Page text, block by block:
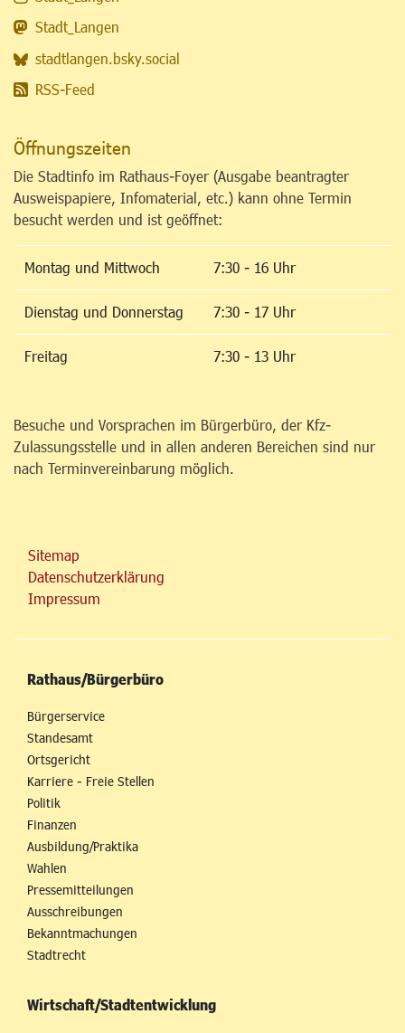
Stadt_Langen
stadtlangen.bsky.social
RSS-Feed
Öffnungszeiten
Die Stadtinfo im Rathaus-Foyer (Ausgabe beantragter
Ausweispapiere, Infomaterial, etc.) kann ohne Termin
besucht werden und ist geöffnet:
Montag und Mittwoch 7:30 - 16 Uhr
Dienstag und Donnerstag 7:30 - 17 Uhr
Freitag 7:30 - 13 Uhr
Besuche und Vorsprachen im Bürgerbüro, der Kfz-
Zulassungsstelle und in allen anderen Bereichen sind nur
nach Terminvereinbarung möglich.
Sitemap
Datenschutzerklärung
Impressum
Rathaus/Bürgerbüro
Bürgerservice
Standesamt
Ortsgericht
Karriere - Freie Stellen
Politik
Finanzen
Ausbildung/Praktika
Wahlen
Pressemitteilungen
Ausschreibungen
Bekanntmachungen
Stadtrecht
Wirtschaft/Stadtentwicklung